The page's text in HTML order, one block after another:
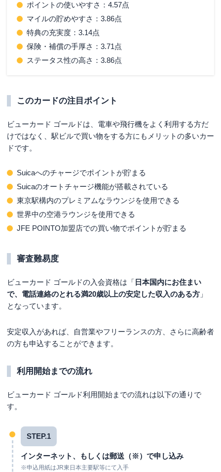
ポイントの使いやすさ：4.57点
マイルの貯めやすさ：3.86点
特典の充実度：3.14点
保険・補償の手厚さ：3.71点
ステータス性の高さ：3.86点
このカードの注目ポイント
ビューカード ゴールドは、電車や飛行機をよく利用する方だ
けではなく、駅ビルで買い物をする方にもメリットの多いカー
ドです。
Suicaへのチャージでポイントが貯まる
Suicaのオートチャージ機能が搭載されている
東京駅構内のプレミアムなラウンジを使用できる
世界中の空港ラウンジを使用できる
JFE POINTO加盟店での買い物でポイントが貯まる
審査難易度
ビューカード ゴールドの入会資格は「 日本国内にお住まい
で、電話連絡のとれる満20歳以上の安定した収入のある方 」
となっています。
安定収入があれば、自営業やフリーランスの方、さらに高齢者
の方も申込することができます。
利用開始までの流れ
ビューカード ゴールド利用開始までの流れは以下の通りで
す。
STEP.1
インターネット、もしくは郵送（※）で申し込み
※申込用紙はJR東日本主要駅等にて入手